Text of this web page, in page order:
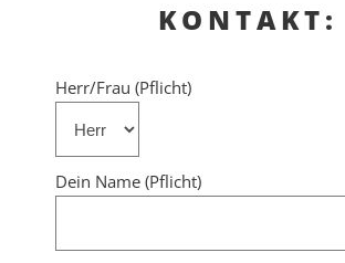
KONTAKT:
Herr/Frau (Pflicht)
Dein Name (Pflicht)